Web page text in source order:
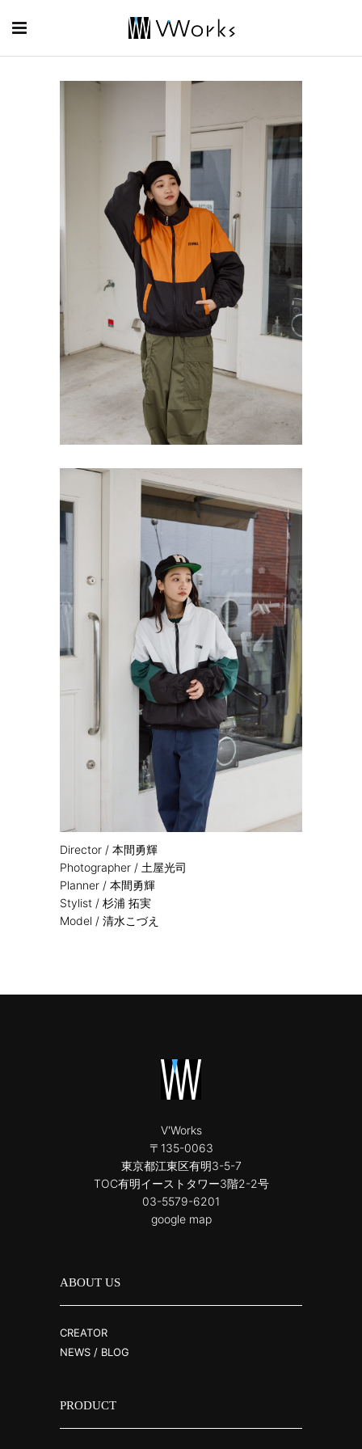
Director / 本間勇輝
Photographer / 土屋光司
Planner / 本間勇輝
Stylist / 杉浦 拓実
Model / 清水こづえ
V'Works
〒135-0063
東京都江東区有明3-5-7
TOC有明イーストタワー3階2-2号
03-5579-6201
google map
ABOUT US
CREATOR
NEWS / BLOG
PRODUCT